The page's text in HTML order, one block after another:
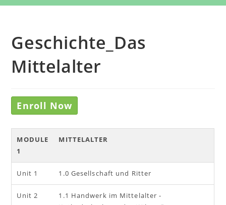
Geschichte_Das
Mittelalter
Enroll Now
MODULE
1
MITTELALTER
Unit 1 1.0 Gesellschaft und Ritter
Unit 2
1.1 Handwerk im Mittelalter -